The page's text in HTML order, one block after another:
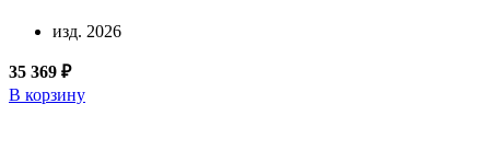
изд. 2026
35 369 ₽
В корзину